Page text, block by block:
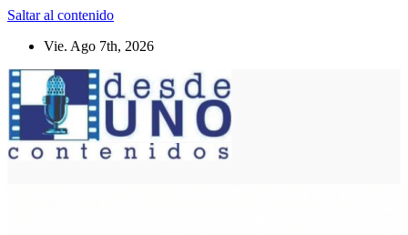
Saltar al contenido
Vie. Ago 7th, 2026